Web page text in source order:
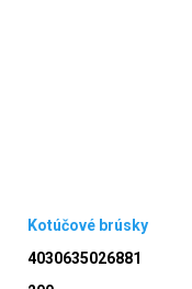
Kotúčové brúsky
4030635026881